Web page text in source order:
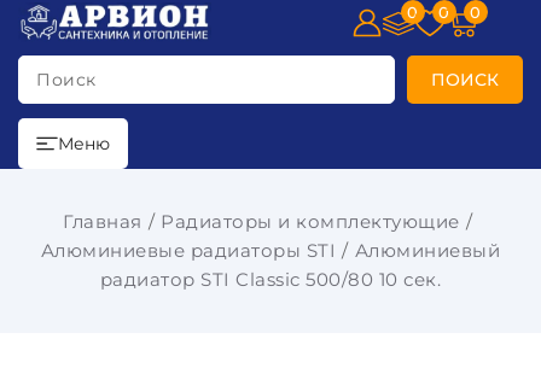
Поиск ПОИСК
0 0 0
Меню
Главная
Радиаторы и комплектующие
Алюминиевые радиаторы STI
Алюминиевый
радиатор STI Classic 500/80 10 сек.